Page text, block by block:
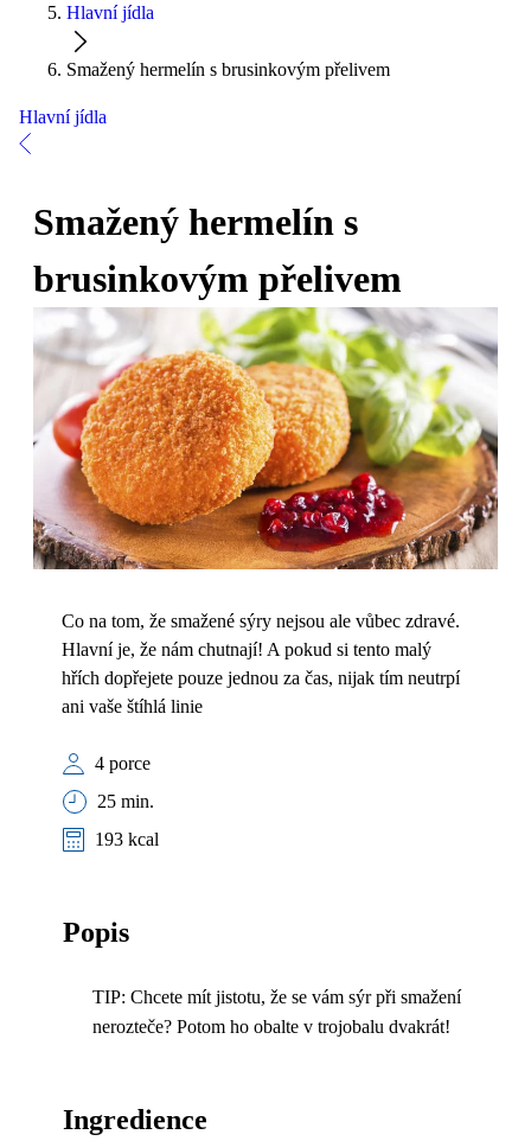
Hlavní jídla
Smažený hermelín s brusinkovým přelivem
Hlavní jídla
Smažený hermelín s
brusinkovým přelivem
Co na tom, že smažené sýry nejsou ale vůbec zdravé.
Hlavní je, že nám chutnají! A pokud si tento malý
hřích dopřejete pouze jednou za čas, nijak tím neutrpí
ani vaše štíhlá linie
4 porce
25 min.
193 kcal
Popis
TIP: Chcete mít jistotu, že se vám sýr při smažení
nerozteče? Potom ho obalte v trojobalu dvakrát!
Ingredience